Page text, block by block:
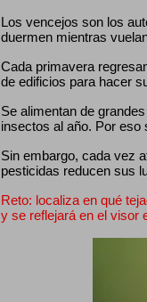
Los vencejos son los
duermen mientras
Cada primavera
de edificios para hacer
Se alimentan de
insectos al año. Por eso
Sin embargo, cada vez
pesticidas reducen sus
Reto: localiza en qué
y se reflejará en el visor